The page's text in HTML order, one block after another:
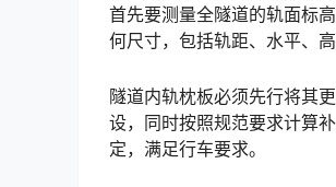
首先要测量全隧道的轨面标
何尺寸，包括轨距、水平、
隧道内轨枕板必须先行将其
设，同时按照规范要求计算
定，满足行车要求。󠅅󠅃󠄵󠅂󠄪󠇖󠆨󠆨󠇕󠆞󠆒󠅬󠇘󠆭󠆘󠇙󠆝󠅵󠇗󠆭󠆁󠄐󠇗󠅹󠅸󠇖󠆍󠅳󠇖󠅹󠅰󠇖󠆌󠅹